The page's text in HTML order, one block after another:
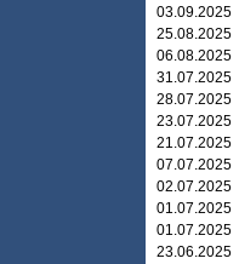
03.09.2025
25.08.2025
06.08.2025
31.07.2025
28.07.2025
23.07.2025
21.07.2025
07.07.2025
02.07.2025
01.07.2025
01.07.2025
23.06.2025